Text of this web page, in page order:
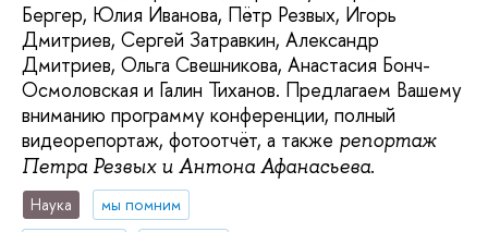
Бергер, Юлия Иванова, Пётр Резвых, Игорь
Дмитриев, Сергей Затравкин, Александр
Дмитриев, Ольга Свешникова, Анастасия Бонч-
Осмоловская и Галин Тиханов. Предлагаем Вашему
вниманию программу конференции, полный
видеорепортаж, фотоотчёт, а также репортаж
Петра Резвых и Антона Афанасьева.
Наука
мы помним